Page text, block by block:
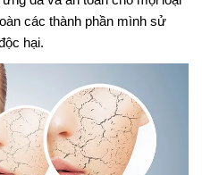
các thành phần mình sử
hại.